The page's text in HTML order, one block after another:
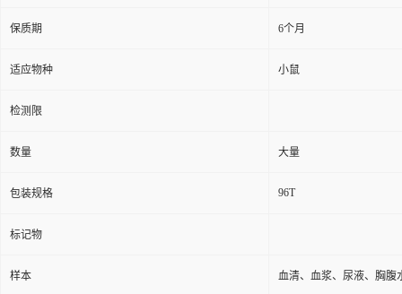
保质期 6个月
适应物种 小鼠
检测限
数量 大量
包装规格 96T
标记物
样本 血清、血浆、尿液、胸腹